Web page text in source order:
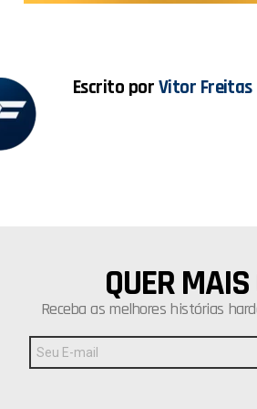
o
A
p
Escrito porVitor Freitas
QUER
Receba as melhores histórias
de
E-